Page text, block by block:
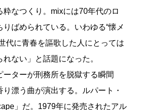
粋なつくり。mixには70年代のロ
りばめられている。いわゆる“懐メ
代に青春を謳歌した人にとっては
れない」と話題になった。
ターが刑務所を脱獄する瞬間
り漂う曲が演出する。ルパート・
」だ。1979年に発売されたアル